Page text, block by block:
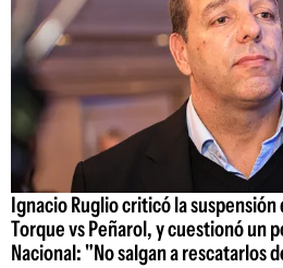
Ignacio Ruglio criticó la
Torque vs Peñarol, y cuestionó un
Nacional: "No salgan a rescatarlos